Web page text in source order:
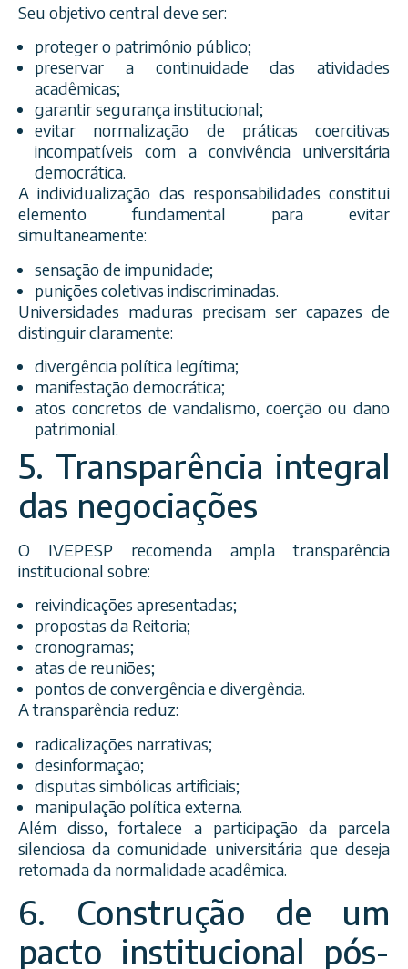
Seu objetivo central deve ser:
proteger o patrimônio público;
preservar a continuidade das atividades
acadêmicas;
garantir segurança institucional;
evitar normalização de práticas coercitivas
incompatíveis com a convivência universitária
democrática.
A individualização das responsabilidades constitui
elemento fundamental para evitar
simultaneamente:
sensação de impunidade;
punições coletivas indiscriminadas.
Universidades maduras precisam ser capazes de
distinguir claramente:
divergência política legítima;
manifestação democrática;
atos concretos de vandalismo, coerção ou dano
patrimonial.
5. Transparência integral
das negociações
O IVEPESP recomenda ampla transparência
institucional sobre:
reivindicações apresentadas;
propostas da Reitoria;
cronogramas;
atas de reuniões;
pontos de convergência e divergência.
A transparência reduz:
radicalizações narrativas;
desinformação;
disputas simbólicas artificiais;
manipulação política externa.
Além disso, fortalece a participação da parcela
silenciosa da comunidade universitária que deseja
retomada da normalidade acadêmica.
6. Construção de um
pacto institucional pós-